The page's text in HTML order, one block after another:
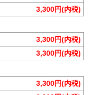
3,300円(内税)
3,300円(内税)
3,300円(内税)
3,300円(内税)